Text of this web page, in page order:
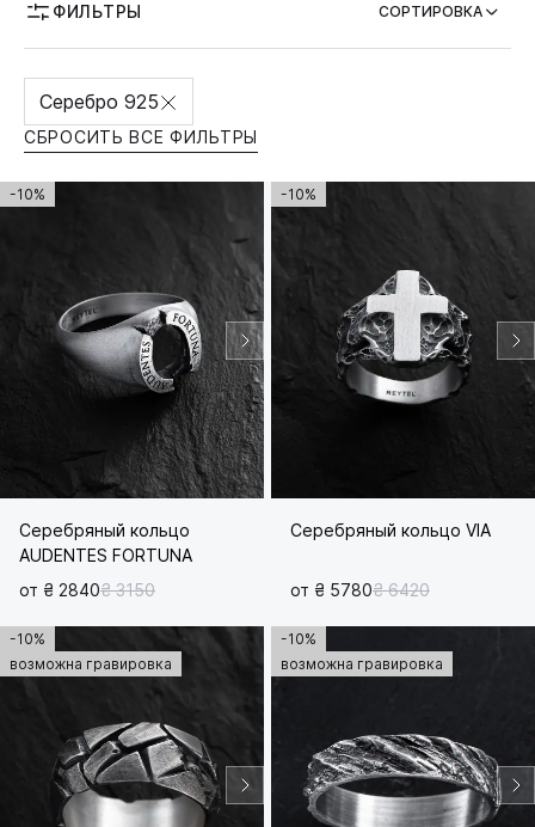
ФИЛЬТРЫ
ВОЗМОЖНОСТЬ ГРАВИРОВКИ СОРТИРОВКА
Серебро 925
СБРОСИТЬ ВСЕ ФИЛЬТРЫ
-10%
Серебряный кольцо
AUDENTES FORTUNA
от ₴ 2840₴ 3150
-10%
Серебряный кольцо VIA
от ₴ 5780₴ 6420
-10%
возможна гравировка
-10%
возможна гравировка